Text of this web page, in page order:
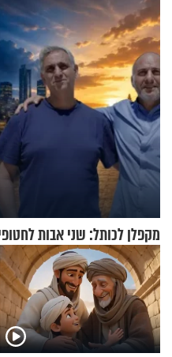
החיים מהקצה אל הקצה'"
מקפלן לכותל: שני אבות